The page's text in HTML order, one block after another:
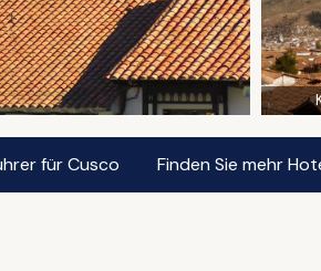
für Cusco Finden Sie mehr